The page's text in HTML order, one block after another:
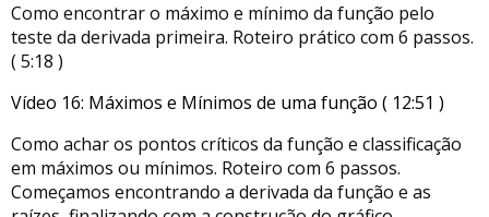
Como encontrar o máximo e mínimo da função pelo
teste da derivada primeira. Roteiro prático com 6 passos.
( 5:18 )
Vídeo 16: Máximos e Mínimos de uma função ( 12:51 )
Como achar os pontos críticos da função e classificação
em máximos ou mínimos. Roteiro com 6 passos.
Começamos encontrando a derivada da função e as